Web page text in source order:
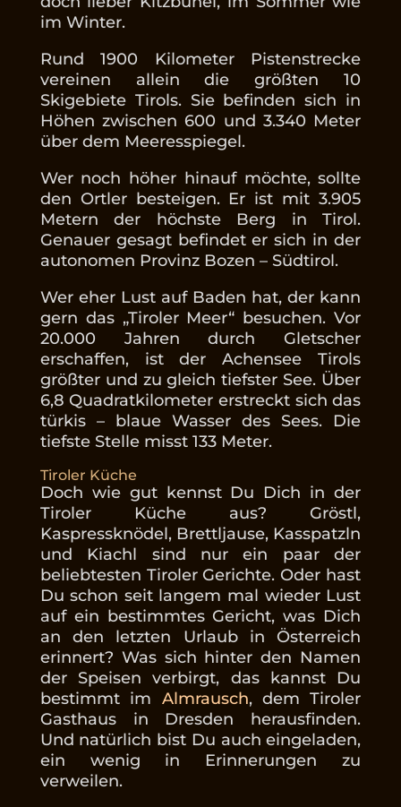
im Winter.
Rund 1900 Kilometer Pistenstrecke
vereinen allein die größten 10
Skigebiete Tirols. Sie befinden sich in
Höhen zwischen 600 und 3.340 Meter
über dem Meeresspiegel.
Wer noch höher hinauf möchte, sollte
den Ortler besteigen. Er ist mit 3.905
Metern der höchste Berg in Tirol.
Genauer gesagt befindet er sich in der
autonomen Provinz Bozen – Südtirol.
Wer eher Lust auf Baden hat, der kann
gern das „Tiroler Meer“ besuchen. Vor
20.000 Jahren durch Gletscher
erschaffen, ist der Achensee Tirols
größter und zu gleich tiefster See. Über
6,8 Quadratkilometer erstreckt sich das
türkis – blaue Wasser des Sees. Die
tiefste Stelle misst 133 Meter.
Tiroler Küche
Doch wie gut kennst Du Dich in der
Tiroler Küche aus? Gröstl,
Kaspressknödel, Brettljause, Kasspatzln
und Kiachl sind nur ein paar der
beliebtesten Tiroler Gerichte. Oder hast
Du schon seit langem mal wieder Lust
auf ein bestimmtes Gericht, was Dich
an den letzten Urlaub in Österreich
erinnert? Was sich hinter den Namen
der Speisen verbirgt, das kannst Du
bestimmt im Almrausch, dem Tiroler
Gasthaus in Dresden herausfinden.
Und natürlich bist Du auch eingeladen,
ein wenig in Erinnerungen zu
verweilen.